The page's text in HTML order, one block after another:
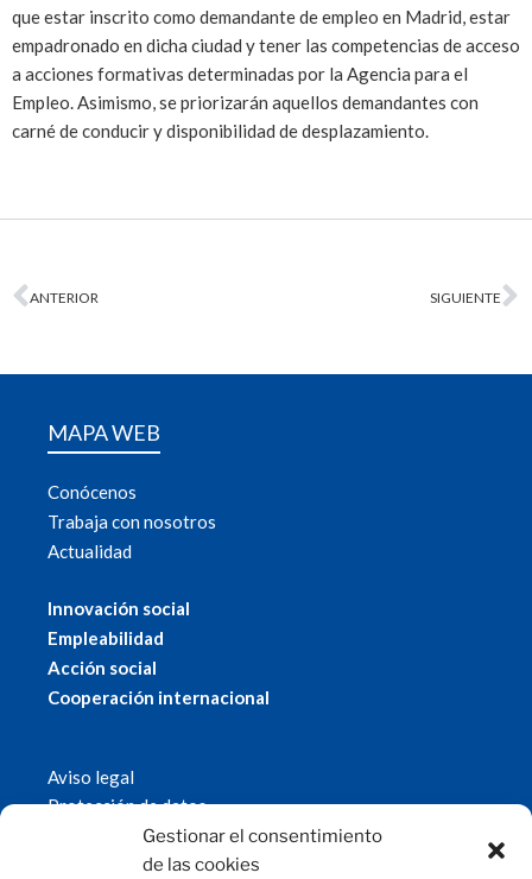
Gestionar el consentimiento
de las cookies
que estar inscrito como demandante de empleo en Madrid, estar
empadronado en dicha ciudad y tener las competencias de acceso
a acciones formativas determinadas por la Agencia para el
Empleo. Asimismo, se priorizarán aquellos demandantes con
carné de conducir y disponibilidad de desplazamiento.
ANTERIOR SIGUIENTE
MAPA WEB
Conócenos
Trabaja con nosotros
Actualidad
Innovación social
Empleabilidad
Acción social
Cooperación internacional
Aviso legal
Protección de datos
Política de cookies
© 2019 Fundación Magtel.